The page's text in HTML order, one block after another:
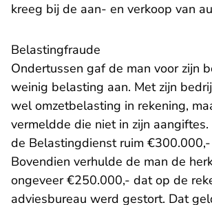
kreeg bij de aan- en verkoop van
Belastingfraude
Ondertussen gaf de man voor zijn
weinig belasting aan. Met zijn
wel omzetbelasting in rekening,
vermeldde die niet in zijn
de Belastingdienst ruim €300.000,-
Bovendien verhulde de man de
ongeveer €250.000,- dat op de
adviesbureau werd gestort. Dat